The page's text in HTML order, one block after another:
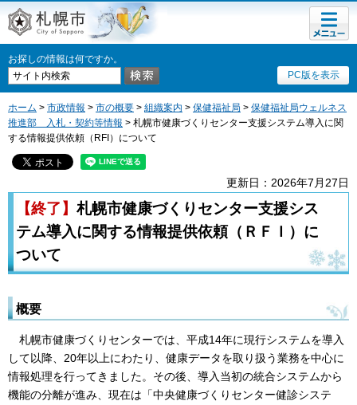
札幌市
お探しの情報は何ですか。
PC版を表示
メニュ
ー
ホーム > 市政情報 > 市の概要 > 組織案内 > 保健福祉局 > 保健福祉局ウェルネス
推進部 入札・契約等情報 > 札幌市健康づくりセンター支援システム導入に関
する情報提供依頼（RFI）について
更新日：2026年7月27日
【終了】 札幌市健康づくりセンター支援シス
テム導入に関する情報提供依頼（ＲＦＩ）に
ついて
概要
札幌市健康づくりセンターでは、平成14年に現行システムを導入
して以降、20年以上にわたり、健康データを取り扱う業務を中心に
情報処理を行ってきました。その後、導入当初の統合システムから
機能の分離が進み、現在は「中央健康づくりセンター健診システ